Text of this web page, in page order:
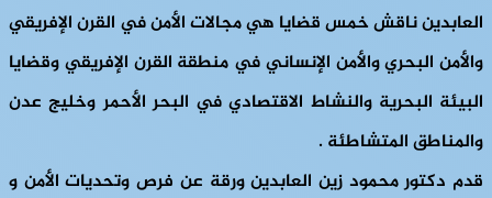
العابدين ناقش خمس قضايا هي مجالات الأمن في القرن الإفريقي
والأمن البحري والأمن الإنساني في منطقة القرن الإفريقي وقضايا
البيئة البحرية والنشاط الاقتصادي في البحر الأحمر وخليج عدن
والمناطق المتشاطئة .
قدم دكتور محمود زين العابدين ورقة عن فرص وتحديات الأمن و